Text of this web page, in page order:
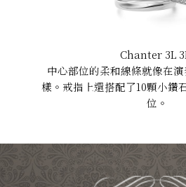
Chanter 3L
中心部位的柔和線條就像在
樣。戒指上還搭配了10顆小鑽
位。